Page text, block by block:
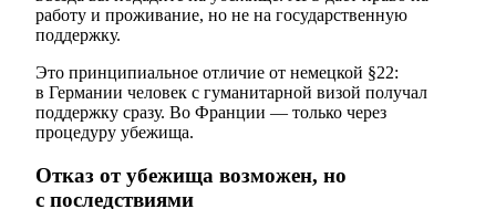
работу и проживание, но не на государственную
поддержку.
Это принципиальное отличие от немецкой §22:
в Германии человек с гуманитарной визой получал
поддержку сразу. Во Франции — только через
процедуру убежища.
Отказ от убежища возможен, но
с последствиями